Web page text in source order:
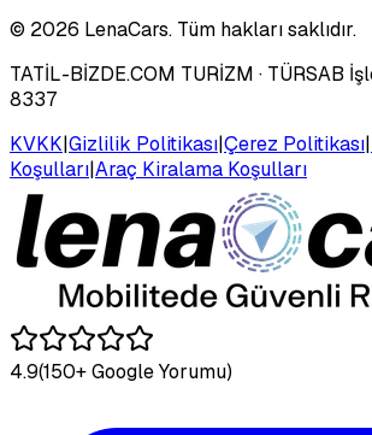
© 2026 LenaCars. Tüm hakları saklıdır.
TATİL-BİZDE.COM TURİZM · TÜRSAB
8337
KVKK|Gizlilik Politikası|Çerez Politikası|
Koşulları|Araç Kiralama Koşulları
4.9(150+ Google Yorumu)